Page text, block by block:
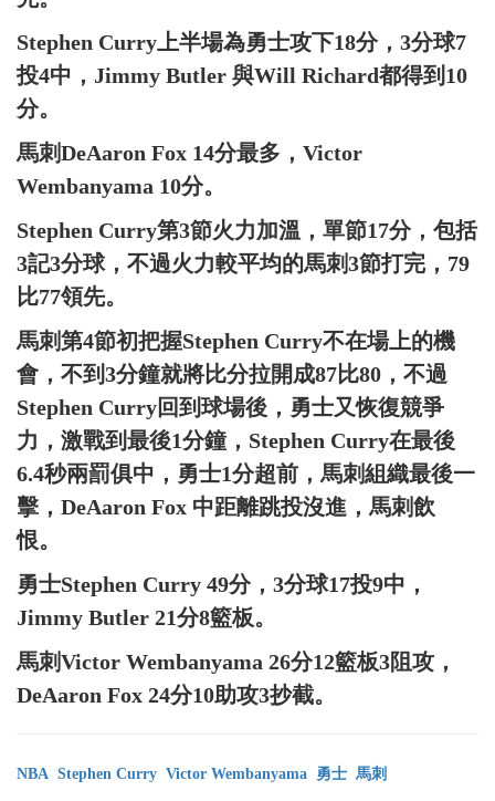
Stephen Curry上半場為勇士攻下18分，3分球7
投4中，Jimmy Butler 與Will Richard都得到10
分。
馬刺DeAaron Fox 14分最多，Victor
Wembanyama 10分。
Stephen Curry第3節火力加溫，單節17分，包括
3記3分球，不過火力較平均的馬刺3節打完，79
比77領先。
馬刺第4節初把握Stephen Curry不在場上的機
會，不到3分鐘就將比分拉開成87比80，不過
Stephen Curry回到球場後，勇士又恢復競爭
力，激戰到最後1分鐘，Stephen Curry在最後
6.4秒兩罰俱中，勇士1分超前，馬刺組織最後一
擊，DeAaron Fox 中距離跳投沒進，馬刺飲
恨。
勇士Stephen Curry 49分，3分球17投9中，
Jimmy Butler 21分8籃板。
馬刺Victor Wembanyama 26分12籃板3阻攻，
DeAaron Fox 24分10助攻3抄截。
NBA Stephen Curry Victor Wembanyama 勇士 馬刺